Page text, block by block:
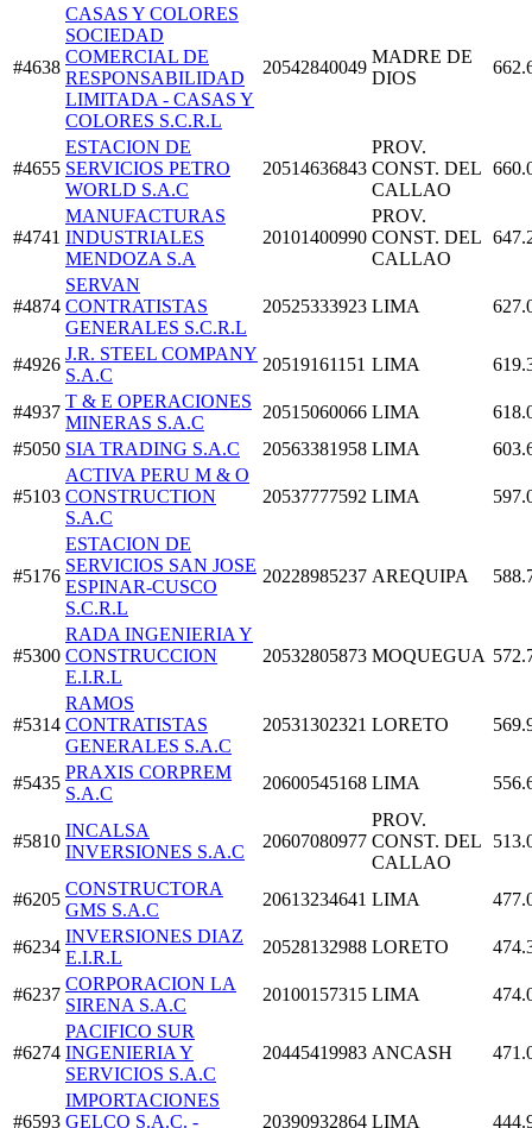
#4638
CASAS Y COLORES
SOCIEDAD
COMERCIAL DE
RESPONSABILIDAD
LIMITADA - CASAS Y
COLORES S.C.R.L
20542840049
MADRE DE
DIOS
#4655
ESTACION DE
SERVICIOS PETRO
WORLD S.A.C
20514636843
PROV.
CONST. DEL
CALLAO
#4741
MANUFACTURAS
INDUSTRIALES
MENDOZA S.A
20101400990
PROV.
CONST. DEL
CALLAO
#4874
SERVAN
CONTRATISTAS
GENERALES S.C.R.L
20525333923 LIMA
#4926
J.R. STEEL COMPANY
S.A.C
20519161151 LIMA
#4937
T & E OPERACIONES
MINERAS S.A.C
20515060066 LIMA
#5050 SIA TRADING S.A.C 20563381958 LIMA
#5103
ACTIVA PERU M & O
CONSTRUCTION
S.A.C
20537777592 LIMA
#5176
ESTACION DE
SERVICIOS SAN JOSE
ESPINAR-CUSCO
S.C.R.L
20228985237 AREQUIPA
#5300
RADA INGENIERIA Y
CONSTRUCCION
E.I.R.L
20532805873 MOQUEGUA
#5314
RAMOS
CONTRATISTAS
GENERALES S.A.C
20531302321 LORETO
#5435
PRAXIS CORPREM
S.A.C
20600545168 LIMA
#5810
INCALSA
INVERSIONES S.A.C
20607080977
PROV.
CONST. DEL
CALLAO
#6205
CONSTRUCTORA
GMS S.A.C
20613234641 LIMA
#6234
INVERSIONES DIAZ
E.I.R.L
20528132988 LORETO
#6237
CORPORACION LA
SIRENA S.A.C
20100157315 LIMA
#6274
PACIFICO SUR
INGENIERIA Y
SERVICIOS S.A.C
20445419983 ANCASH
#6593
IMPORTACIONES
GELCO S.A.C. -
20390932864 LIMA